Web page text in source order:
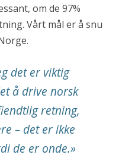
om de 97%
Vårt mål er å snu
det er viktig
å drive norsk
retning,
– det er ikke
de er onde.»